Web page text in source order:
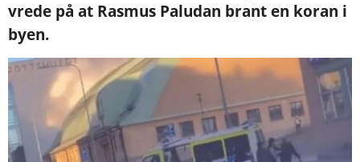
vrede på at Rasmus Paludan brant en koran i
byen.